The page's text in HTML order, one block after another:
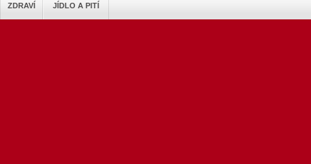
ZDRAVÍ JÍDLO A PITÍ